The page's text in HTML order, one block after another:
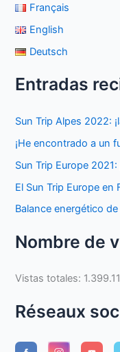
Français
English
Deutsch
Entradas
Sun Trip Alpes 2022:
¡He encontrado a un
Sun Trip Europe 2021:
El Sun Trip Europe en
Balance energético
Nombre de
Vistas totales:
Réseaux